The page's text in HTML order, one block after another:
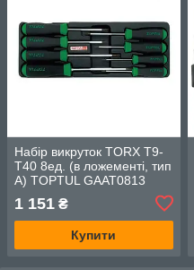
Набір викруток TORX T9-
T40 8ед. (в ложементі, тип
А) TOPTUL GAAT0813
1 151 ₴
Купити